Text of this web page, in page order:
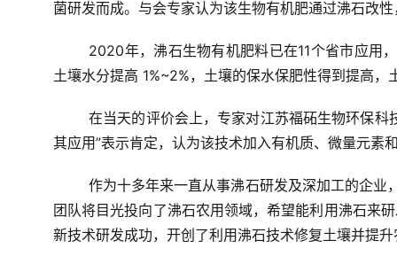
菌研发而成。 与会专家认为该生物有机肥通过沸石改
2020年，沸石生物有机肥料已在11个省市应用
土壤水分提高 1%~2%，土壤的保水保肥性得到提高
在当天的评价会上，专家对江苏福砳生物环保
其应用”表示肯定，认为该技术加入有机质、微量元素
作为十多年来一直从事沸石研发及深加工的企
团队将目光投向了沸石农用领域，希望能利用沸石来
新技术研发成功，开创了利用沸石技术修复土壤并提